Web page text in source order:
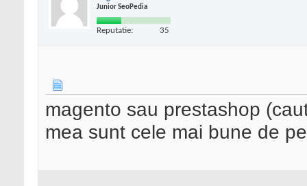
Junior SeoPedia
Reputatie: 35
magento sau prestashop
mea sunt cele mai bune de